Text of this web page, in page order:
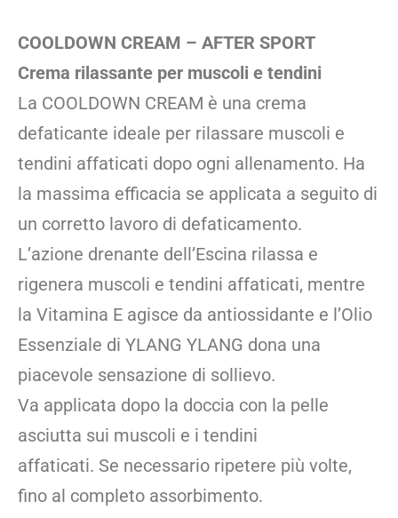
COOLDOWN CREAM – AFTER SPORT
Crema rilassante per muscoli e tendini
La COOLDOWN CREAM è una crema
defaticante ideale per rilassare muscoli e
tendini affaticati dopo ogni allenamento. Ha
la massima efficacia se applicata a seguito di
un corretto lavoro di defaticamento.
L’azione drenante dell’Escina rilassa e
rigenera muscoli e tendini affaticati, mentre
la Vitamina E agisce da antiossidante e l’Olio
Essenziale di YLANG YLANG dona una
piacevole sensazione di sollievo.
Va applicata dopo la doccia con la pelle
asciutta sui muscoli e i tendini
affaticati. Se necessario ripetere più volte,
fino al completo assorbimento.